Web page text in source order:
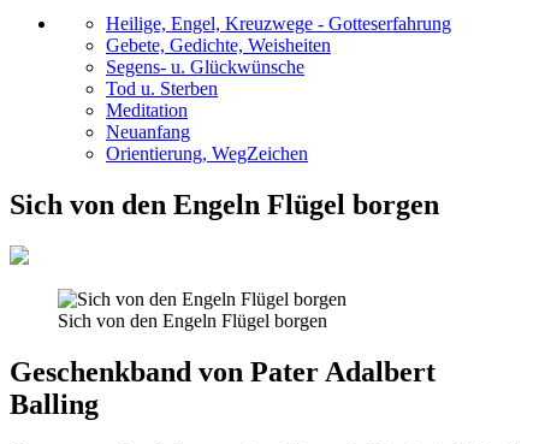
Heilige, Engel, Kreuzwege - Gotteserfahrung
Gebete, Gedichte, Weisheiten
Segens- u. Glückwünsche
Tod u. Sterben
Meditation
Neuanfang
Orientierung, WegZeichen
Sich von den Engeln Flügel borgen
Sich von den Engeln Flügel borgen
Geschenkband von Pater Adalbert
Balling